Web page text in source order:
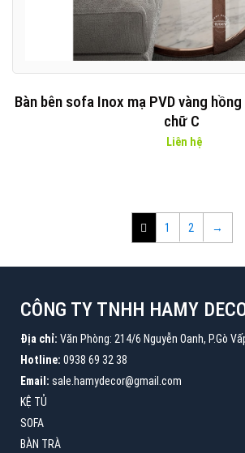
Bàn bên sofa Inox mạ PVD vàng
chữ C
Liên hệ
1 2 →
CÔNG TY TNHH HAMY
Địa chỉ: Văn Phòng: 214/6 Nguyễn Oanh, P.Gò
Hotline: 0938 69 32 38
Email: sale.hamydecor@gmail.com
KỆ TỦ
SOFA
BÀN TRÀ